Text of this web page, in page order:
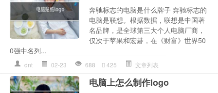
奔驰标志的电脑是什么牌子 奔驰标志的
电脑是联想。根据数据，联想是中国著
名品牌，是全球第三大个人电脑厂商，
仅次于苹果和宏碁，在《财富》世界50
0强中名列...
dnt 02-23 688 425 文章列表
电脑上怎么制作logo